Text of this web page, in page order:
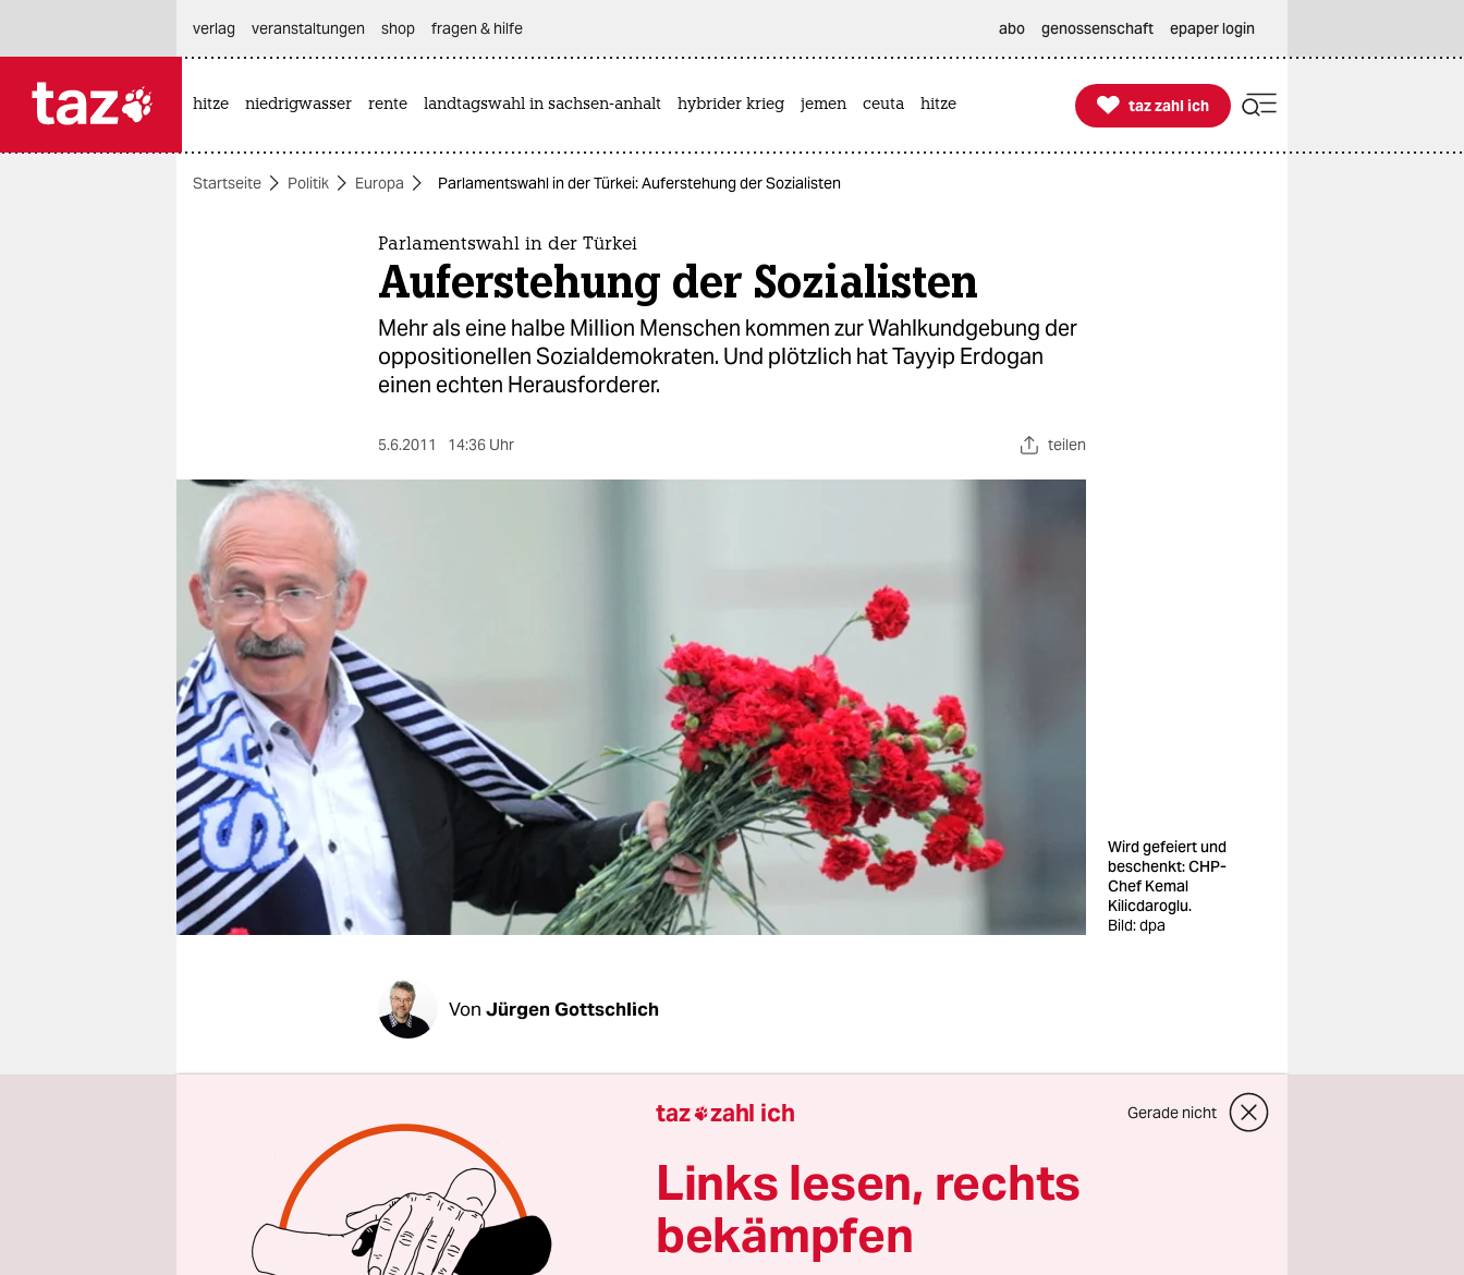
themen
berlin
nord
wahrheit
verlag
verlag
veranstaltungen
shop
fragen & hilfe
unterstützen
abo
genossenschaft
verlag
veranstaltungen shop fragen & hilfe abo genossenschaft epaper login
hitze niedrigwasser rente landtagswahl in sachsen-anhalt hybrider krieg jemen ceuta hitze 
taz zahl ich
taz zahl ich
Startseite Politik Europa Parlamentswahl in der Türkei: Auferstehung der Sozialisten
Parlamentswahl in der Türkei
Auferstehung der Sozialisten
Mehr als eine halbe Million Menschen kommen zur Wahlkundgebung der
oppositionellen Sozialdemokraten. Und plötzlich hat Tayyip Erdogan
einen echten Herausforderer.
5.6.2011 14:36 Uhr teilen
Wird gefeiert und
beschenkt: CHP-
Chef Kemal
Kilicdaroglu.
Bild: dpa
Von Jürgen Gottschlich
| Es ist ein Meer roter Fahnen, in seinem ganzen Ausmaß
nur von oben, durch die auf riesige Baukräne montierten Kameras zu
überblicken. Es sollen gut eine halbe Million Menschen sein, die zur
Hauptkundgebung der sozialdemokratischen CHP, der
Republikanischen Volkspartei, vor der Parlamentswahl am 12. Juni in
Istanbul gekommen sind.
taz zahl ich Gerade nicht
Links lesen, rechts
bekämpfen